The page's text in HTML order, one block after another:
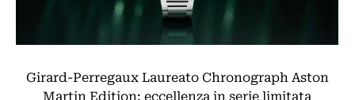
Girard-Perregaux Laureato Chronograph Aston
Martin Edition: eccellenza in serie limitata